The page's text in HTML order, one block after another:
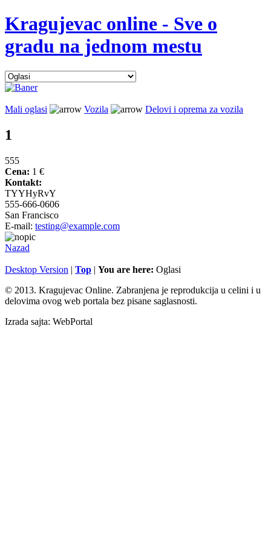
Kragujevac online - Sve o
gradu na jednom mestu
Mali oglasi Vozila Delovi i oprema za vozila
1
555
Cena: 1 €
Kontakt:
TYYHyRvY
555-666-0606
San Francisco
E-mail: testing@example.com
Nazad
Desktop Version | Top | You are here: Oglasi
© 2013. Kragujevac Online. Zabranjena je reprodukcija u celini i u
delovima ovog web portala bez pisane saglasnosti.
Izrada sajta: WebPortal